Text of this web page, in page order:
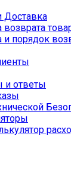
Доставка
возврата
и порядок
и ответы